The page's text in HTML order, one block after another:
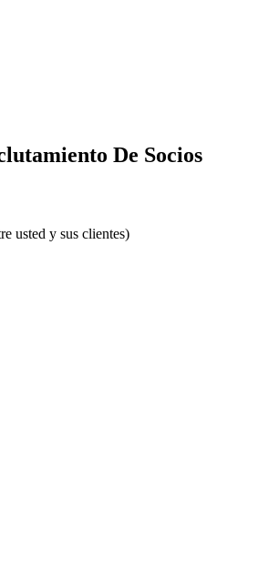
De Socios
usted y sus clientes)